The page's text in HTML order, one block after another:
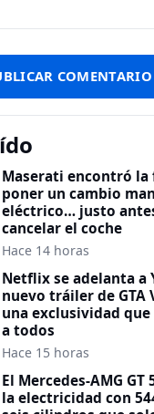
Maserati encontró la
poner un cambio
eléctrico… justo
cancelar el coche
Hace 14 horas
Netflix se adelanta a
nuevo tráiler de GTA
una exclusividad
a todos
Hace 15 horas
El Mercedes-AMG GT
la electricidad con